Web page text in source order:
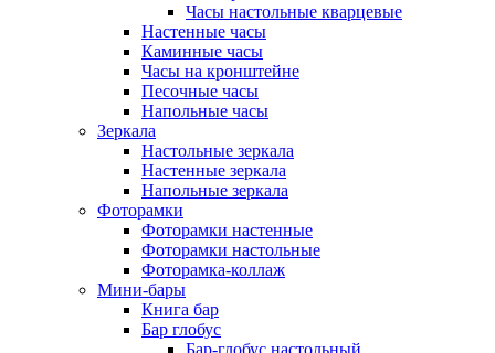
Часы настольные кварцевые
Настенные часы
Каминные часы
Часы на кронштейне
Песочные часы
Напольные часы
Зеркала
Настольные зеркала
Настенные зеркала
Напольные зеркала
Фоторамки
Фоторамки настенные
Фоторамки настольные
Фоторамка-коллаж
Мини-бары
Книга бар
Бар глобус
Бар-глобус настольный